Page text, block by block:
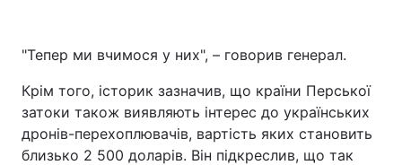
"Тепер ми вчимося у них", – говорив генерал.
Крім того, історик зазначив, що країни Перської
затоки також виявляють інтерес до українських
дронів-перехоплювачів, вартість яких становить
близько 2 500 доларів. Він підкреслив, що так